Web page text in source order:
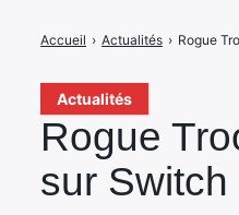
Actualités
Rogue
sur Switch
Accueil › Actualités › Rogue